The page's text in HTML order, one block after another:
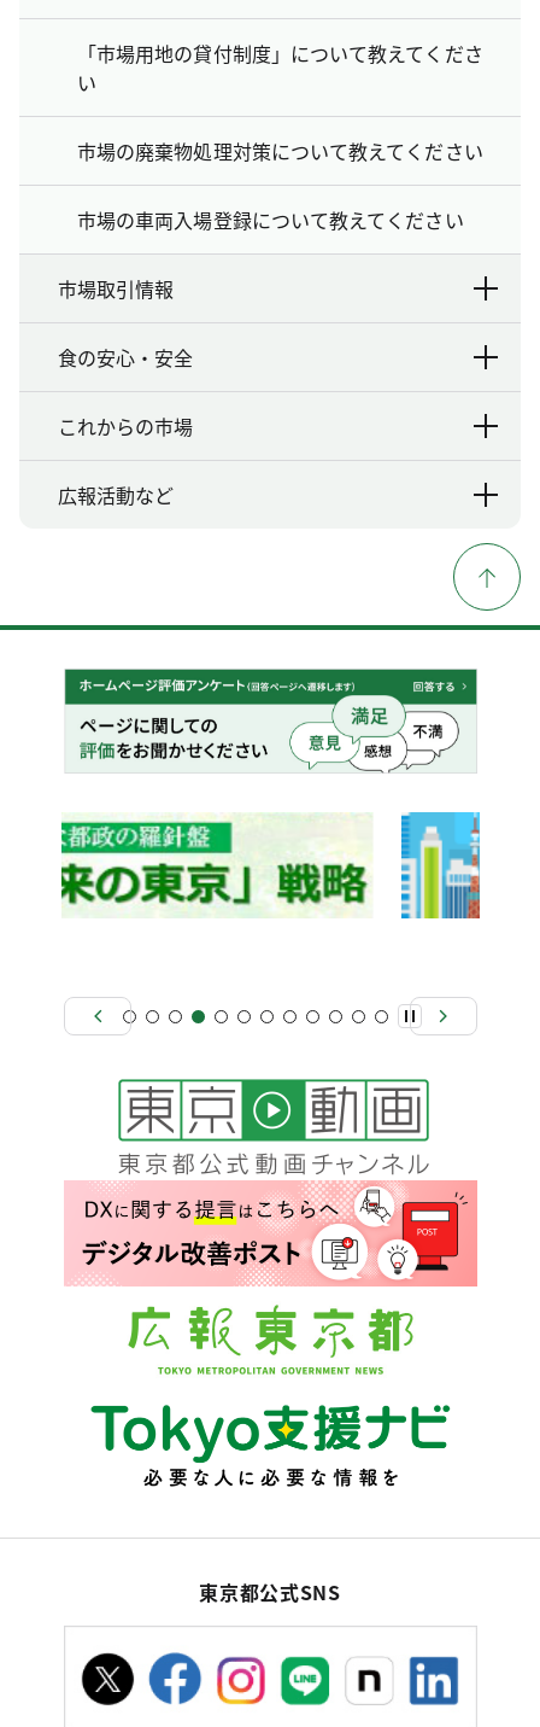
「市場用地の貸付制度」について教えてくださ
い
市場の廃棄物処理対策について教えてください
市場の車両入場登録について教えてください
市場取引情報
食の安心・安全
これからの市場
広報活動など
東京都公式SNS